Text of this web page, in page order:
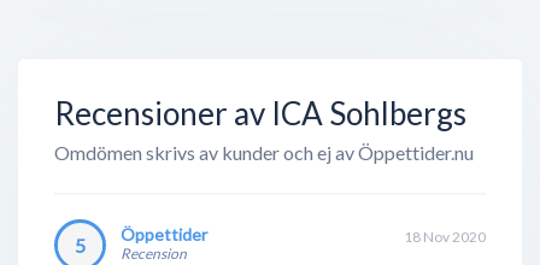
Recensioner av ICA Sohlbergs
Omdömen skrivs av kunder och ej av Öppettider.nu
5 Öppettider
Recension
18 Nov 2020